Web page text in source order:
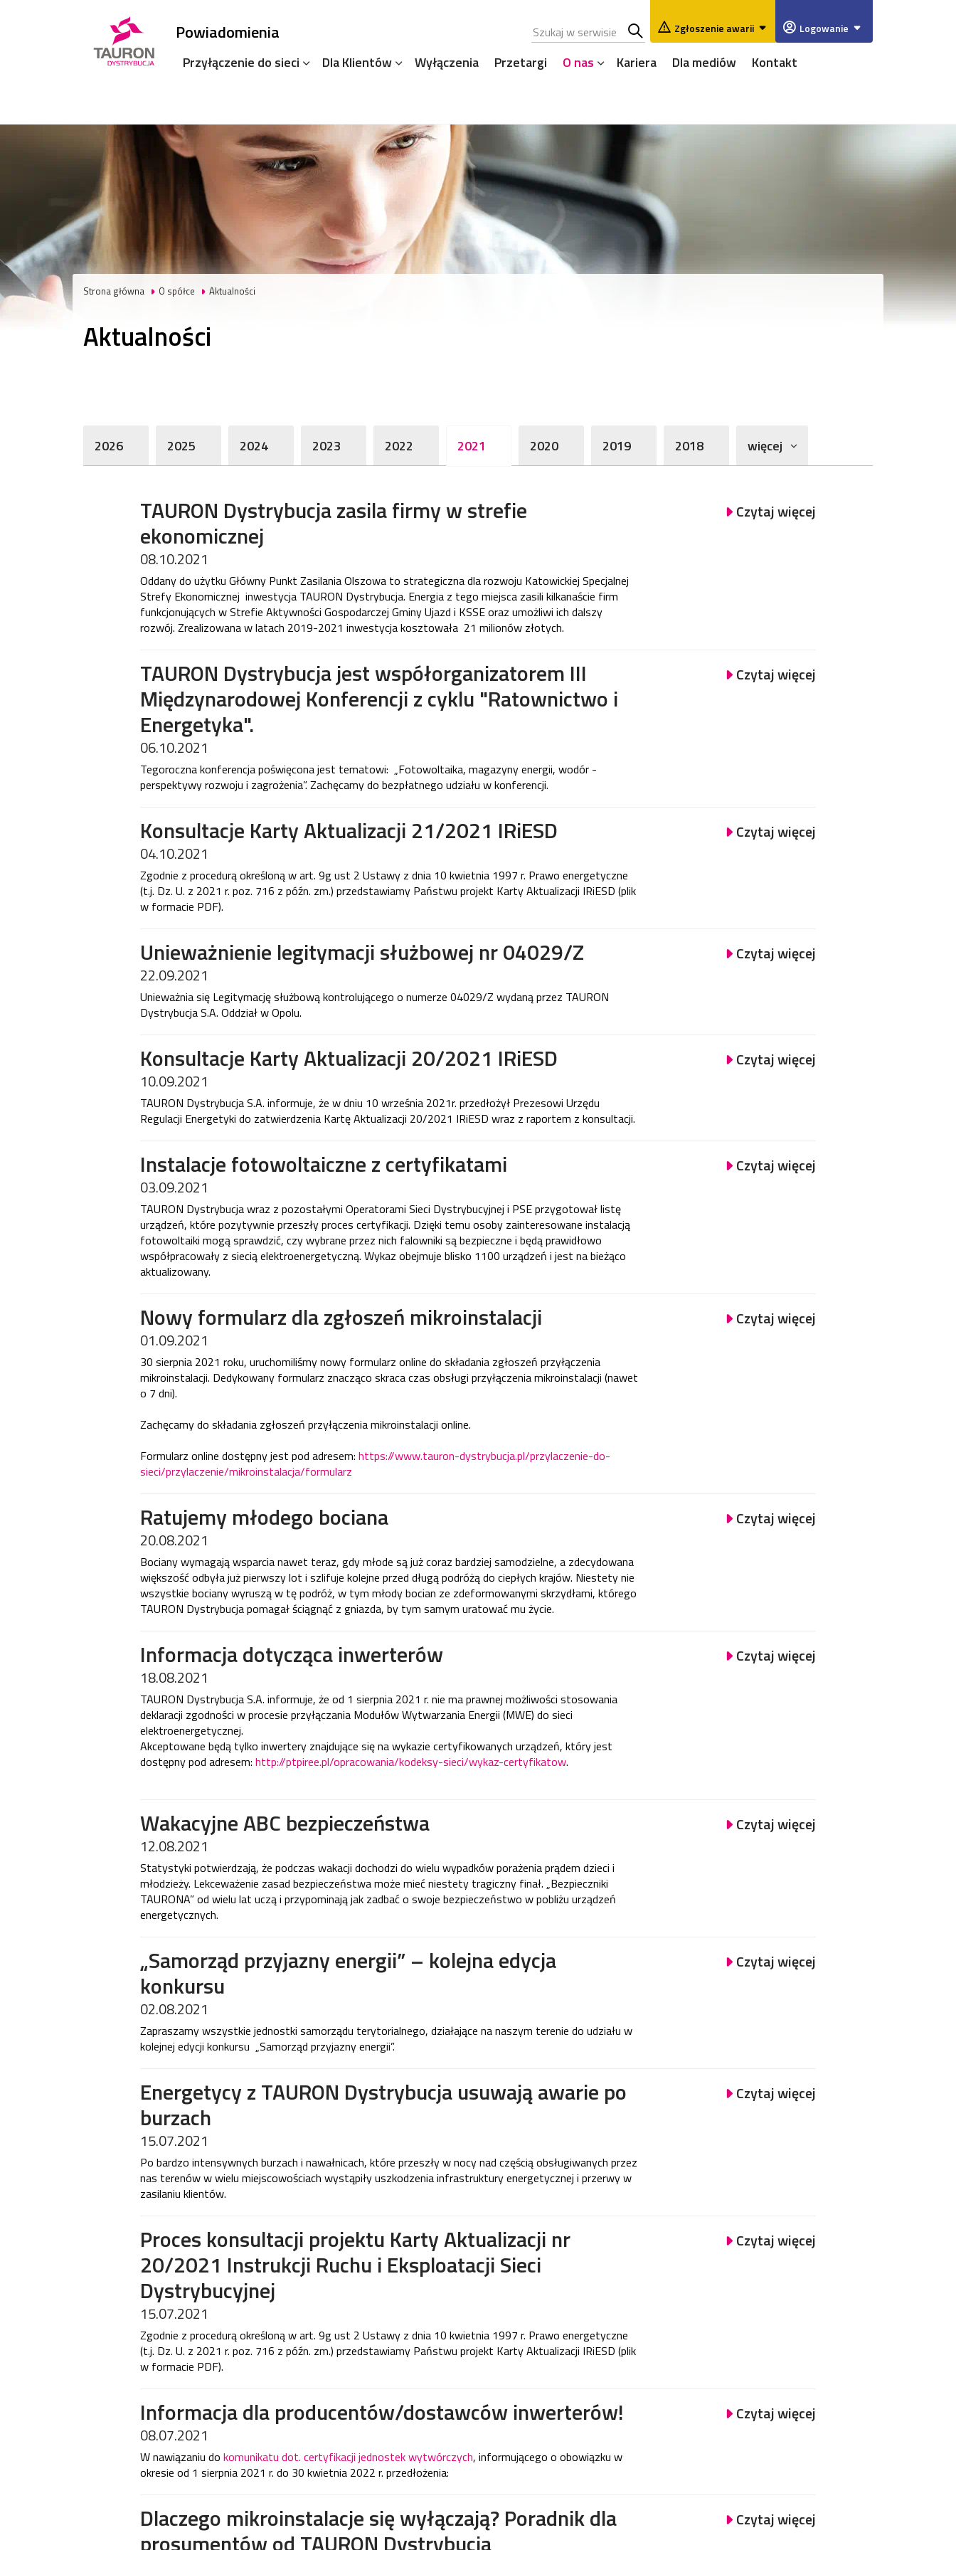
Powiadomienia Zgłoszenie awarii Logowanie
Przyłączenie do sieci Dla Klientów Wyłączenia Przetargi O nas Kariera Dla mediów Kontakt
Strona główna O spółce Aktualności
Aktualności
2026 2025 2024 2023 2022 2021 2020 2019 2018 więcej
TAURON Dystrybucja zasila firmy w strefie
ekonomicznej
08.10.2021
Oddany do użytku Główny Punkt Zasilania Olszowa to strategiczna dla rozwoju Katowickiej Specjalnej
Strefy Ekonomicznej inwestycja TAURON Dystrybucja. Energia z tego miejsca zasili kilkanaście firm
funkcjonujących w Strefie Aktywności Gospodarczej Gminy Ujazd i KSSE oraz umożliwi ich dalszy
rozwój. Zrealizowana w latach 2019-2021 inwestycja kosztowała 21 milionów złotych.
Czytaj więcej
TAURON Dystrybucja jest współorganizatorem III
Międzynarodowej Konferencji z cyklu "Ratownictwo i
Energetyka".
06.10.2021
Tegoroczna konferencja poświęcona jest tematowi: „Fotowoltaika, magazyny energii, wodór -
perspektywy rozwoju i zagrożenia”. Zachęcamy do bezpłatnego udziału w konferencji.
Czytaj więcej
Konsultacje Karty Aktualizacji 21/2021 IRiESD
04.10.2021
Zgodnie z procedurą określoną w art. 9g ust 2 Ustawy z dnia 10 kwietnia 1997 r. Prawo energetyczne
(t.j. Dz. U. z 2021 r. poz. 716 z późn. zm.) przedstawiamy Państwu projekt Karty Aktualizacji IRiESD (plik
w formacie PDF).
Czytaj więcej
Unieważnienie legitymacji służbowej nr 04029/Z
22.09.2021
Unieważnia się Legitymację służbową kontrolującego o numerze 04029/Z wydaną przez TAURON
Dystrybucja S.A. Oddział w Opolu.
Czytaj więcej
Konsultacje Karty Aktualizacji 20/2021 IRiESD
10.09.2021
TAURON Dystrybucja S.A. informuje, że w dniu 10 września 2021r. przedłożył Prezesowi Urzędu
Regulacji Energetyki do zatwierdzenia Kartę Aktualizacji 20/2021 IRiESD wraz z raportem z konsultacji.
Czytaj więcej
Instalacje fotowoltaiczne z certyfikatami
03.09.2021
TAURON Dystrybucja wraz z pozostałymi Operatorami Sieci Dystrybucyjnej i PSE przygotował listę
urządzeń, które pozytywnie przeszły proces certyfikacji. Dzięki temu osoby zainteresowane instalacją
fotowoltaiki mogą sprawdzić, czy wybrane przez nich falowniki są bezpieczne i będą prawidłowo
współpracowały z siecią elektroenergetyczną. Wykaz obejmuje blisko 1100 urządzeń i jest na bieżąco
aktualizowany.
Czytaj więcej
Nowy formularz dla zgłoszeń mikroinstalacji
01.09.2021
30 sierpnia 2021 roku, uruchomiliśmy nowy formularz online do składania zgłoszeń przyłączenia
mikroinstalacji. Dedykowany formularz znacząco skraca czas obsługi przyłączenia mikroinstalacji (nawet
o 7 dni).
Zachęcamy do składania zgłoszeń przyłączenia mikroinstalacji online.
Formularz online dostępny jest pod adresem: https://www.tauron-dystrybucja.pl/przylaczenie-do-
sieci/przylaczenie/mikroinstalacja/formularz
Czytaj więcej
Ratujemy młodego bociana
20.08.2021
Bociany wymagają wsparcia nawet teraz, gdy młode są już coraz bardziej samodzielne, a zdecydowana
większość odbyła już pierwszy lot i szlifuje kolejne przed długą podróżą do ciepłych krajów. Niestety nie
wszystkie bociany wyruszą w tę podróż, w tym młody bocian ze zdeformowanymi skrzydłami, którego
TAURON Dystrybucja pomagał ściągnąć z gniazda, by tym samym uratować mu życie.
Czytaj więcej
Informacja dotycząca inwerterów
18.08.2021
TAURON Dystrybucja S.A. informuje, że od 1 sierpnia 2021 r. nie ma prawnej możliwości stosowania
deklaracji zgodności w procesie przyłączania Modułów Wytwarzania Energii (MWE) do sieci
elektroenergetycznej.
Akceptowane będą tylko inwertery znajdujące się na wykazie certyfikowanych urządzeń, który jest
dostępny pod adresem: http://ptpiree.pl/opracowania/kodeksy-sieci/wykaz-certyfikatow.
Czytaj więcej
Wakacyjne ABC bezpieczeństwa
12.08.2021
Statystyki potwierdzają, że podczas wakacji dochodzi do wielu wypadków porażenia prądem dzieci i
młodzieży. Lekceważenie zasad bezpieczeństwa może mieć niestety tragiczny finał. „Bezpieczniki
TAURONA” od wielu lat uczą i przypominają jak zadbać o swoje bezpieczeństwo w pobliżu urządzeń
energetycznych.
Czytaj więcej
„Samorząd przyjazny energii” – kolejna edycja
konkursu
02.08.2021
Zapraszamy wszystkie jednostki samorządu terytorialnego, działające na naszym terenie do udziału w
kolejnej edycji konkursu „Samorząd przyjazny energii”.
Czytaj więcej
Energetycy z TAURON Dystrybucja usuwają awarie po
burzach
15.07.2021
Po bardzo intensywnych burzach i nawałnicach, które przeszły w nocy nad częścią obsługiwanych przez
nas terenów w wielu miejscowościach wystąpiły uszkodzenia infrastruktury energetycznej i przerwy w
zasilaniu klientów.
Czytaj więcej
Proces konsultacji projektu Karty Aktualizacji nr
20/2021 Instrukcji Ruchu i Eksploatacji Sieci
Dystrybucyjnej
15.07.2021
Zgodnie z procedurą określoną w art. 9g ust 2 Ustawy z dnia 10 kwietnia 1997 r. Prawo energetyczne
(t.j. Dz. U. z 2021 r. poz. 716 z późn. zm.) przedstawiamy Państwu projekt Karty Aktualizacji IRiESD (plik
w formacie PDF).
Czytaj więcej
Informacja dla producentów/dostawców inwerterów!
08.07.2021
W nawiązaniu do komunikatu dot. certyfikacji jednostek wytwórczych, informującego o obowiązku w
okresie od 1 sierpnia 2021 r. do 30 kwietnia 2022 r. przedłożenia:
Czytaj więcej
Dlaczego mikroinstalacje się wyłączają? Poradnik dla Czytaj więcej